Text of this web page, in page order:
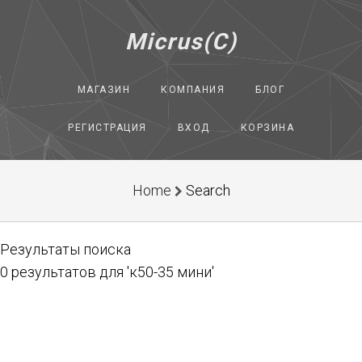
Micrus(C)
МАГАЗИН КОМПАНИЯ БЛОГ
РЕГИСТРАЦИЯ ВХОД КОРЗИНА
Home Search
Результаты поиска
0 результатов для 'к50-35 мини'